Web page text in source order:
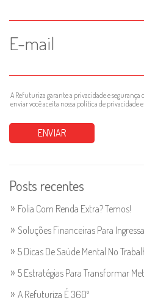
E-mail
A Refuturiza garante a privacidade e segurança
enviar você aceita nossa política de privacidade
Posts recentes
Folia Com Renda Extra? Temos!
Soluções Financeiras Para
5 Dicas De Saúde Mental No
5 Estratégias Para Transformar
A Refuturiza É 360º